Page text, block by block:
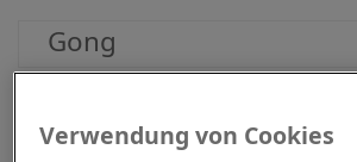
Gong
Verwendung von Cookies